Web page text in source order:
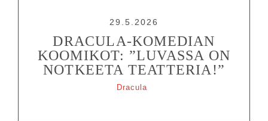
29.5.2026
DRACULA-KOMEDIAN
KOOMIKOT: ”LUVASSA ON
NOTKEETA TEATTERIA!”
Dracula